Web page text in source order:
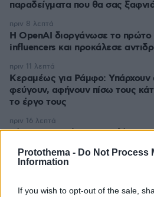
Protothema - Do Not Process
Information
If you wish to opt-out of the sale,
παραδείγματα που θα σας
Η OpenAI διοργάνωσε το πρώτο
influencers και προκάλεσε
πριν 8 λεπτά
Κεραμέως για Ράμφο: Υπάρχουν
φεύγουν, αφήνουν πίσω τους
το έργο τους
πριν 11 λεπτά
Βίντεο: Πανικός σε παραλία της
πριν 16 λεπτά
άλμα του Ιταλού Ιντσόλι, δείτε
πριν 23 λεπτά